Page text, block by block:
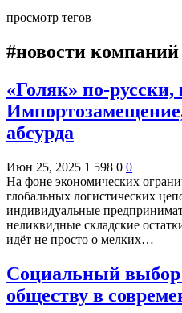
просмотр тегов
#новости компаний
«Голяк» по-русски,
абсурда
Июн 25, 2025 1 598 0 0
На фоне экономических
глобальных логистических
индивидуальные
неликвидные складские
идёт не просто о мелких…
Социальный
обществу в